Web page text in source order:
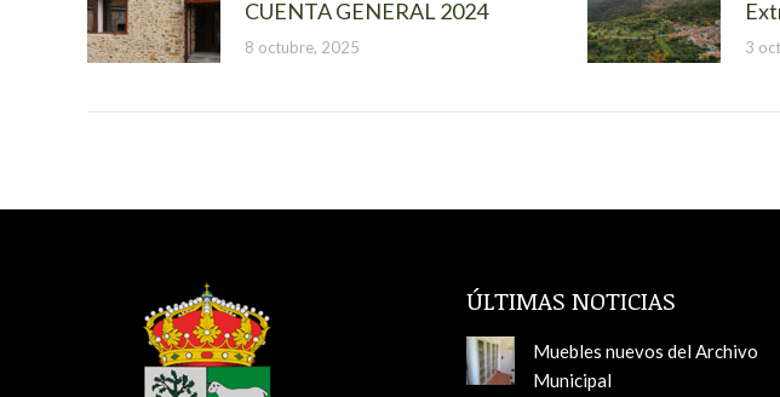
CUENTA GENERAL 2024
8 octubre, 2025 3
ÚLTIMAS NOTICIAS
Muebles nuevos del Archivo
Municipal